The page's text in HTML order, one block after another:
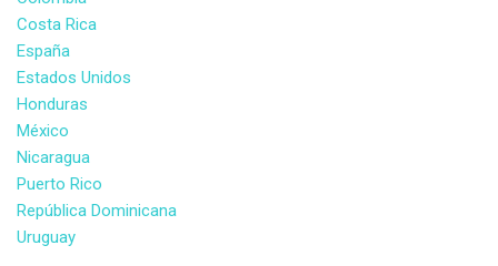
Costa Rica
España
Estados Unidos
Honduras
México
Nicaragua
Puerto Rico
República Dominicana
Uruguay